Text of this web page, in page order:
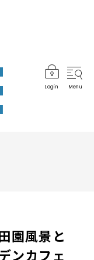
Login Menu
園風景と
ンカフェ